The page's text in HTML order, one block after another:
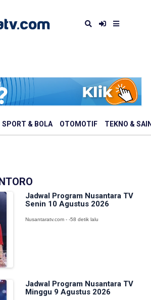
SPORT & BOLA OTOMOTIF TEKNO &
Jadwal Program Nusantara TV
Senin 10 Agustus 2026
Nusantaratv.com - -58 detik lalu
Jadwal Program Nusantara TV
Minggu 9 Agustus 2026